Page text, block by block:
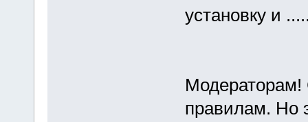
установку и
Модераторам!
правилам. Но